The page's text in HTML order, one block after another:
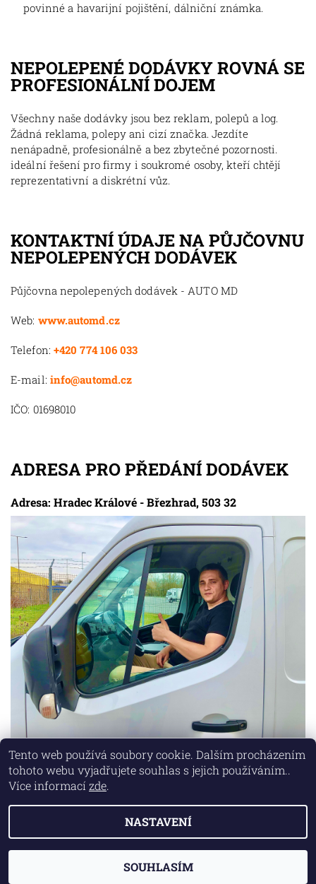
povinné a havarijní pojištění, dálniční známka.
NEPOLEPENÉ DODÁVKY ROVNÁ SE
PROFESIONÁLNÍ DOJEM
Všechny naše dodávky jsou bez reklam, polepů a log.
Žádná reklama, polepy ani cizí značka. Jezdíte
nenápadně, profesionálně a bez zbytečné pozornosti.
ideální řešení pro firmy i soukromé osoby, kteří chtějí
reprezentativní a diskrétní vůz.
KONTAKTNÍ ÚDAJE NA PŮJČOVNU
NEPOLEPENÝCH DODÁVEK
Půjčovna nepolepených dodávek - AUTO MD
Web: www.automd.cz
Telefon: +420 774 106 033
E-mail: info@automd.cz
IČO: 01698010
ADRESA PRO PŘEDÁNÍ DODÁVEK
Adresa: Hradec Králové - Březhrad, 503 32
Lokality Marketing zajišťuje společnost X-VISION
2026 © AUTO MD, všechna práva vyhrazena
Vytvořil Shoptet
Tento web používá soubory cookie. Dalším procházením
tohoto webu vyjadřujete souhlas s jejich používáním..
Více informací zde.
NASTAVENÍ
SOUHLASÍM